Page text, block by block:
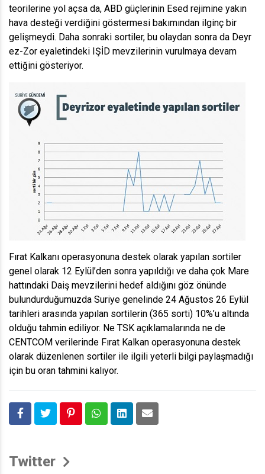
teorilerine yol açsa da, ABD güçlerinin Esed rejimine yakın
hava desteği verdiğini göstermesi bakımından ilginç bir
gelişmeydi. Daha sonraki sortiler, bu olaydan sonra da Deyr
ez-Zor eyaletindeki IŞİD mevzilerinin vurulmaya devam
ettiğini gösteriyor.
Fırat Kalkanı operasyonuna destek olarak yapılan sortiler
genel olarak 12 Eylül’den sonra yapıldığı ve daha çok Mare
hattındaki Daiş mevzilerini hedef aldığını göz önünde
bulundurduğumuzda Suriye genelinde 24 Ağustos 26 Eylül
tarihleri arasında yapılan sortilerin (365 sorti) 10%’u altında
olduğu tahmin ediliyor. Ne TSK açıklamalarında ne de
CENTCOM verilerinde Fırat Kalkan operasyonuna destek
olarak düzenlenen sortiler ile ilgili yeterli bilgi paylaşmadığı
için bu oran tahmini kalıyor.
Twitter